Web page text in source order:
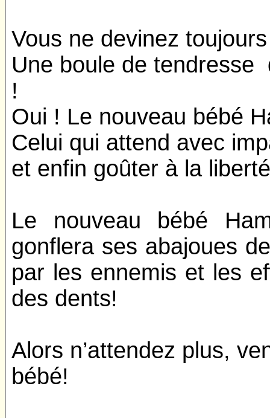
Vous ne devinez
Une boule de tendresse
!
Oui ! Le nouveau bébé
Celui qui attend avec
et enfin goûter à la
Le nouveau bébé
gonflera ses abajoues
par les ennemis et les
des dents!
Alors n’attendez plus,
bébé!